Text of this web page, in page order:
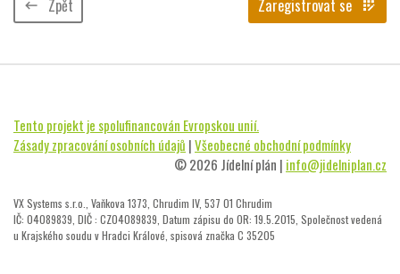
keyboard_backspace Zpět Zaregistrovat se app_registration
Tento projekt je spolufinancován Evropskou unií.
Zásady zpracování osobních údajů |Všeobecné obchodní podmínky
© 2026 Jídelní plán | info@jidelniplan.cz
VX Systems s.r.o., Vaňkova 1373, Chrudim IV, 537 01 Chrudim
IČ: 04089839, DIČ : CZ04089839, Datum zápisu do OR: 19.5.2015, Společnost vedená
u Krajského soudu v Hradci Králové, spisová značka C 35205